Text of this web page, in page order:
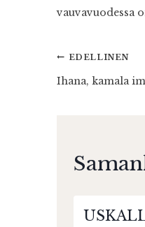
vauvavuodessa
selaus
EDELLINEN
Ihana, kamala